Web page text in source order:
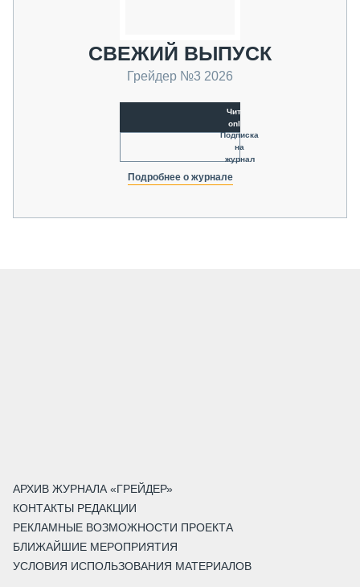
СВЕЖИЙ ВЫПУСК
Грейдер №3 2026
Читать
online
Подписка
на
журнал
Подробнее о журнале
АРХИВ ЖУРНАЛА «ГРЕЙДЕР»
КОНТАКТЫ РЕДАКЦИИ
РЕКЛАМНЫЕ ВОЗМОЖНОСТИ ПРОЕКТА
БЛИЖАЙШИЕ МЕРОПРИЯТИЯ
УСЛОВИЯ ИСПОЛЬЗОВАНИЯ МАТЕРИАЛОВ